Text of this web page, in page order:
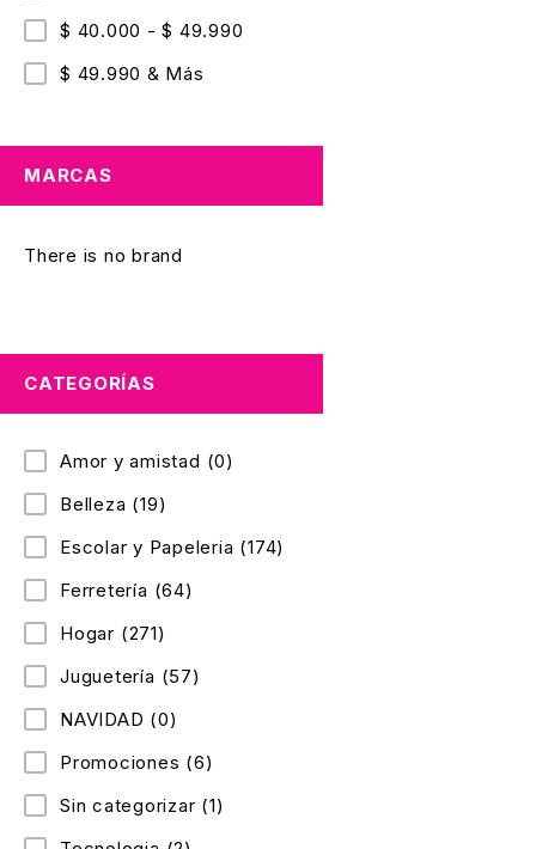
$ 40.000 - $ 49.990
$ 49.990 & Más
MARCAS
There is no brand
CATEGORÍAS
Amor y amistad (0)
Belleza (19)
Escolar y Papeleria (174)
Ferretería (64)
Hogar (271)
Juguetería (57)
NAVIDAD (0)
Promociones (6)
Sin categorizar (1)